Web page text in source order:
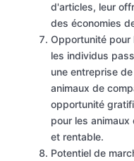
d'articles, leur
des économies
Opportunité pour
les individus
une entreprise
animaux de
opportunité
pour les
et rentable.
Potentiel de